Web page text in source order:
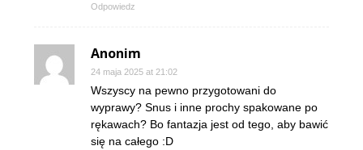
Odpowiedz
Anonim
24 maja 2025 at 21:02
Wszyscy na pewno przygotowani do
wyprawy? Snus i inne prochy spakowane po
rękawach? Bo fantazja jest od tego, aby bawić
się na całego :D